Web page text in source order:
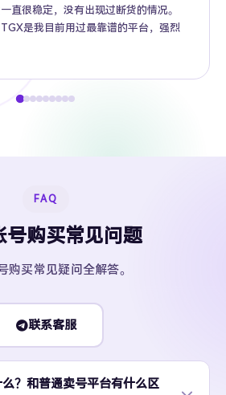
直很稳定，没有出现过断货的情况。
是我目前用过最靠谱的平台，强烈
FAQ
号购买常见问题
购买常见疑问全解答。
联系客服
？和普通卖号平台有什么区